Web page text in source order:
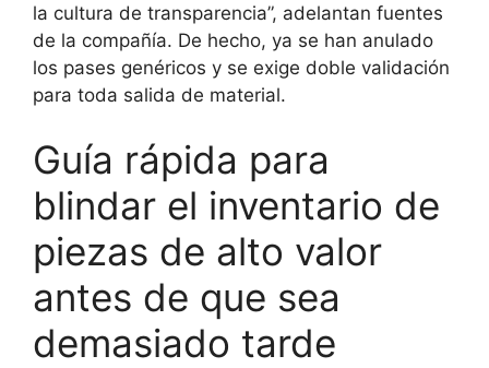
la cultura de transparencia”, adelantan fuentes
de la compañía. De hecho, ya se han anulado
los pases genéricos y se exige doble validación
para toda salida de material.
Guía rápida para
blindar el inventario de
piezas de alto valor
antes de que sea
demasiado tarde